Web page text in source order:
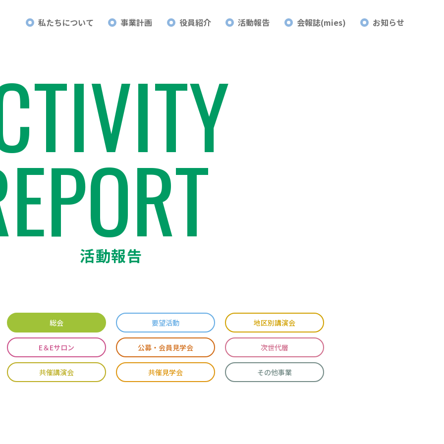
21世紀のエネルギーを考える会・みえ
私たちについて 事業計画 役員紹介 活動報告 会報誌(mies) お知らせ
活動報告
総会 要望活動 地区別講演会
E＆Eサロン 公募・会員見学会 次世代層
共催講演会 共催見学会 その他事業